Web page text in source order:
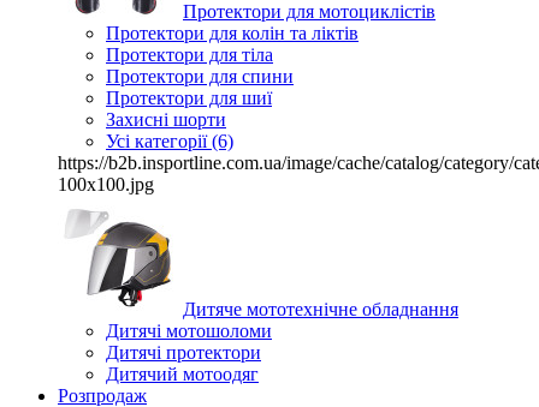
Протектори для мотоциклістів
Протектори для колін та ліктів
Протектори для тіла
Протектори для спини
Протектори для шиї
Захисні шорти
Усі категорії (6)
https://b2b.insportline.com.ua/image/cache/catalog/category/
100x100.jpg
Дитяче мототехнічне обладнання
Дитячі мотошоломи
Дитячі протектори
Дитячий мотоодяг
Розпродаж